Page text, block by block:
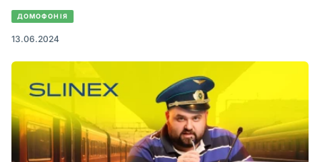
ДОМОФОНІЯ
13.06.2024